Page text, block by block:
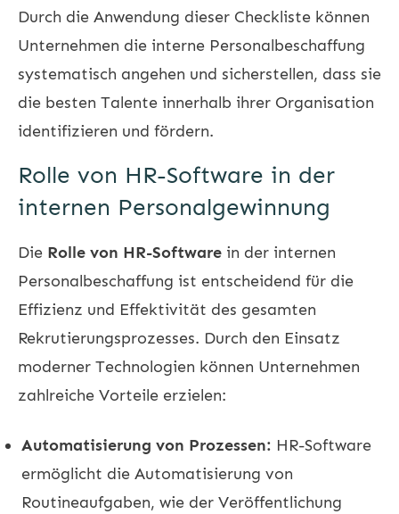
Durch die Anwendung dieser Checkliste können
Unternehmen die interne Personalbeschaffung
systematisch angehen und sicherstellen, dass sie
die besten Talente innerhalb ihrer Organisation
identifizieren und fördern.
Rolle von HR-Software in der
internen Personalgewinnung
Die Rolle von HR-Software in der internen
Personalbeschaffung ist entscheidend für die
Effizienz und Effektivität des gesamten
Rekrutierungsprozesses. Durch den Einsatz
moderner Technologien können Unternehmen
zahlreiche Vorteile erzielen:
Automatisierung von Prozessen: HR-Software
ermöglicht die Automatisierung von
Routineaufgaben, wie der Veröffentlichung